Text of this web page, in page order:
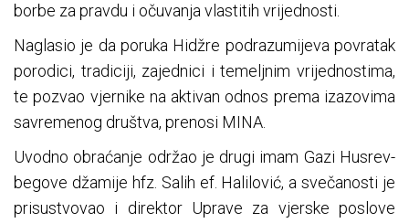
borbe za pravdu i očuvanja vlastitih vrijednosti.
Naglasio je da poruka Hidžre podrazumijeva povratak
porodici, tradiciji, zajednici i temeljnim vrijednostima,
te pozvao vjernike na aktivan odnos prema izazovima
savremenog društva, prenosi MINA.
Uvodno obraćanje održao je drugi imam Gazi Husrev-
begove džamije hfz. Salih ef. Halilović, a svečanosti je
prisustvovao i direktor Uprave za vjerske poslove